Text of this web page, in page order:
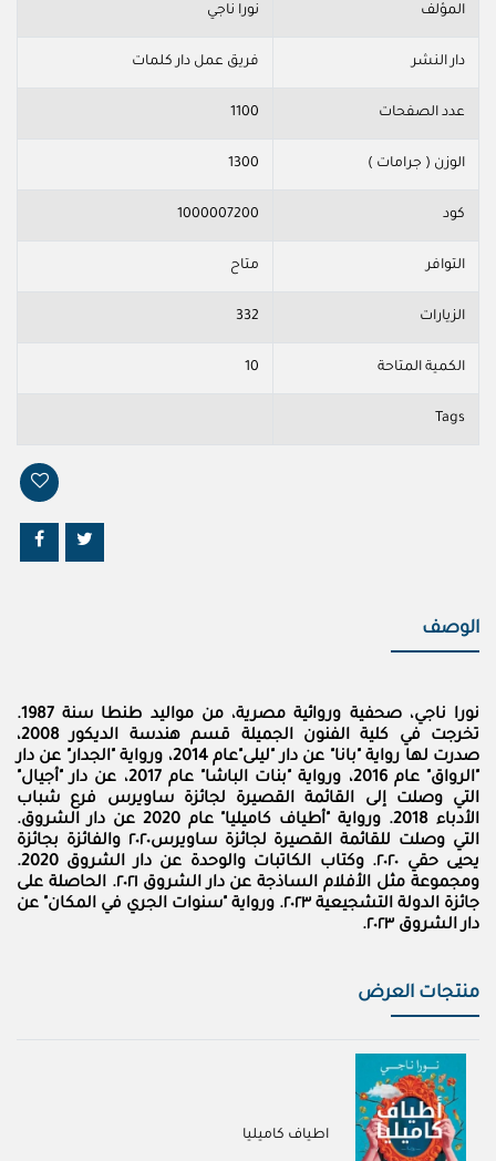
المؤلف نورا ناجي
دار النشر فريق عمل دار كلمات
عدد الصفحات 1100
الوزن ( جرامات ) 1300
كود 1000007200
التوافر متاح
الزيارات 332
الكمية المتاحة 10
Tags
الوصف
نورا ناجي، صحفية وروائية مصرية، من مواليد طنطا سنة 1987.
تخرجت في كلية الفنون الجميلة قسم هندسة الديكور 2008،
صدرت لها رواية "بانا" عن دار "ليلى"عام 2014، ورواية "الجدار" عن دار
"الرواق" عام 2016، ورواية "بنات الباشا" عام 2017، عن دار "أجيال"
التي وصلت إلى القائمة القصيرة لجائزة ساويرس فرع شباب
الأدباء 2018. ورواية "أطياف كاميليا" عام 2020 عن دار الشروق.
التي وصلت للقائمة القصيرة لجائزة ساويرس٢٠٢٠ والفائزة بجائزة
يحيى حقي ٢٠٢٠. وكتاب الكاتبات والوحدة عن دار الشروق 2020.
ومجموعة مثل الأفلام الساذجة عن دار الشروق ٢٠٢١. الحاصلة على
جائزة الدولة التشجيعية ٢٠٢٣. ورواية "سنوات الجري في المكان" عن
دار الشروق ٢٠٢٣.
منتجات العرض
اطياف كاميليا